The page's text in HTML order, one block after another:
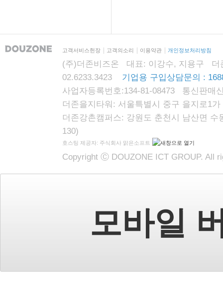
고객서비스헌장 고객의소리 이용약관 개인정보처리방침
(주)더존비즈온 대표: 이강수, 지용구 더
02.6233.3423 기업용 구입상담문의 :
사업자등록번호:134-81-08473 통신판매
더존을지타워: 서울특별시 중구 을지로1
더존강촌캠퍼스: 강원도 춘천시 남산면
130)
호스팅 제공자: 주식회사 맑은소프트
Copyright Ⓒ DOUZONE ICT GROUP. All
모바일